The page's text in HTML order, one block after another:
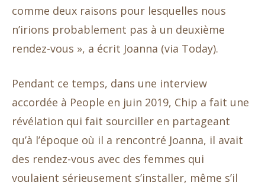
comme deux raisons pour lesquelles nous
n’irions probablement pas à un deuxième
rendez-vous », a écrit Joanna (via Today).
Pendant ce temps, dans une interview
accordée à People en juin 2019, Chip a fait une
révélation qui fait sourciller en partageant
qu’à l’époque où il a rencontré Joanna, il avait
des rendez-vous avec des femmes qui
voulaient sérieusement s’installer, même s’il